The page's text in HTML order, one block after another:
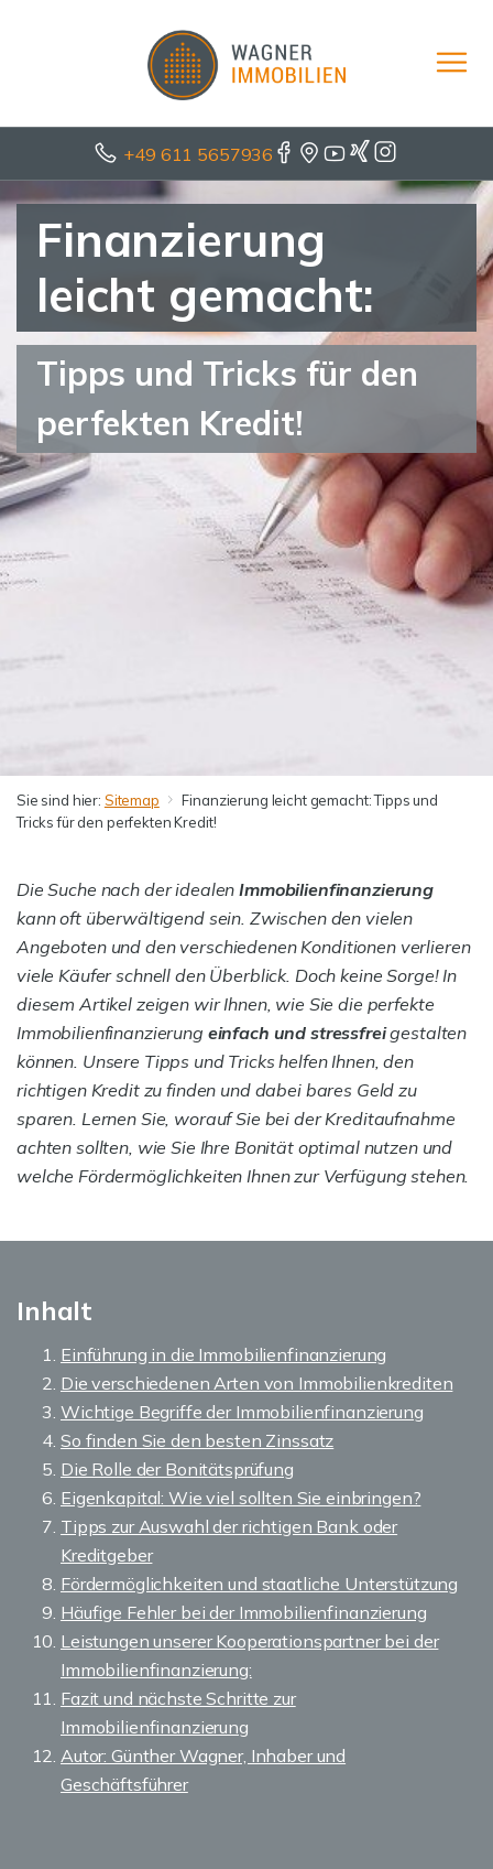
+49 611 5657936
Finanzierung
leicht gemacht:
Tipps und Tricks für den
perfekten Kredit!
Sie sind hier: Sitemap
Finanzierung leicht gemacht: Tipps und
Tricks für den perfekten Kredit!
Die Suche nach der idealenImmobilienfinanzierung
kann oft überwältigend sein. Zwischen den vielen
Angeboten und den verschiedenen Konditionen verlieren
viele Käufer schnell den Überblick. Doch keine Sorge! In
diesem Artikel zeigen wir Ihnen, wie Sie die perfekte
Immobilienfinanzierung einfach und stressfreigestalten
können. Unsere Tipps und Tricks helfen Ihnen, den
richtigen Kredit zu finden und dabei bares Geld zu
sparen. Lernen Sie, worauf Sie bei der Kreditaufnahme
achten sollten, wie Sie Ihre Bonität optimal nutzen und
welche Fördermöglichkeiten Ihnen zur Verfügung stehen.
Inhalt
Einführung in die Immobilienfinanzierung
Die verschiedenen Arten von Immobilienkrediten
Wichtige Begriffe der Immobilienfinanzierung
So finden Sie den besten Zinssatz
Die Rolle der Bonitätsprüfung
Eigenkapital: Wie viel sollten Sie einbringen?
Tipps zur Auswahl der richtigen Bank oder
Kreditgeber
Fördermöglichkeiten und staatliche Unterstützung
Häufige Fehler bei der Immobilienfinanzierung
Leistungen unserer Kooperationspartner bei der
Immobilienfinanzierung:
Fazit und nächste Schritte zur
Immobilienfinanzierung
Autor: Günther Wagner, Inhaber und
Geschäftsführer